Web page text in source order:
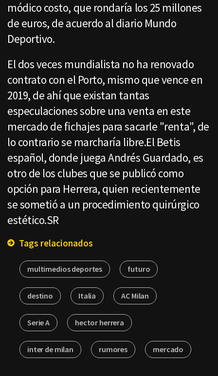
módico costo, que rondaría los 25 millones
de euros, de acuerdo al diario Mundo
Deportivo.
El dos veces mundialista no ha renovado
contrato con el Porto, mismo que vence en
2019, de ahí que existan tantas
especulaciones sobre una venta en este
mercado de fichajes para sacarle "renta", de
lo contrario se marcharía libre.El Betis
español, donde juega Andrés Guardado, es
otro de los clubes que se publicó como
opción para Herrera, quien recientemente
se sometió a un procedimiento quirúrgico
estético.SR
Tags relacionados
multimedios deportes futuro
destino Italia AC Milan
Serie A hector herrera
inter de milan rumores mercado